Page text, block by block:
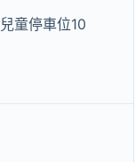
童停車位10